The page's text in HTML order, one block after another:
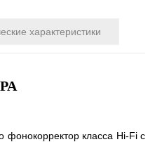
характеристики
фонокорректор класса Hi-Fi с